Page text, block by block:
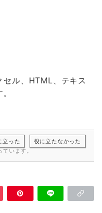
セル、HTML、テキス
立った
役に立たなかった
います。